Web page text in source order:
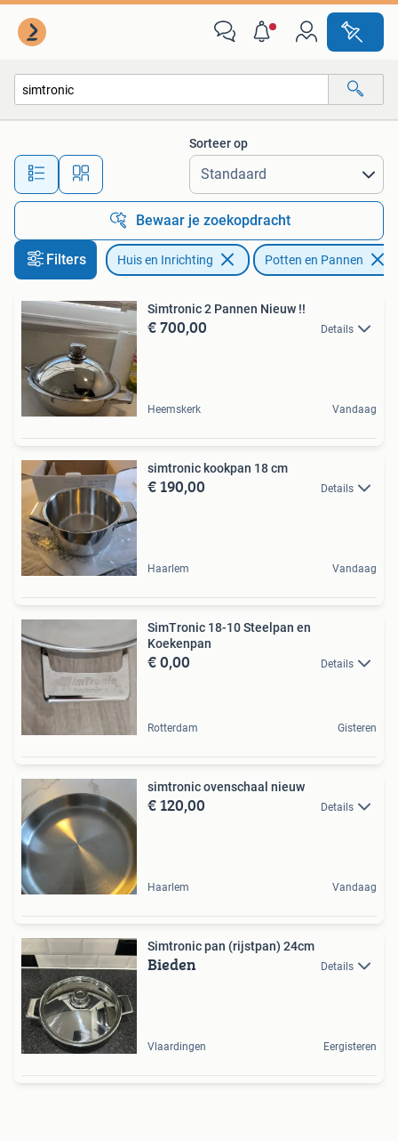
Alle afstanden…
Sorteer op
Bewaar je zoekopdracht
Filters Huis en Inrichting Potten en Pannen
Simtronic 2 Pannen Nieuw !!
€ 700,00 Details
Heemskerk Vandaag
simtronic kookpan 18 cm
€ 190,00 Details
Haarlem Vandaag
SimTronic 18-10 Steelpan en
Koekenpan
€ 0,00 Details
Rotterdam Gisteren
simtronic ovenschaal nieuw
€ 120,00 Details
Haarlem Vandaag
Simtronic pan (rijstpan) 24cm
Bieden Details
Vlaardingen Eergisteren